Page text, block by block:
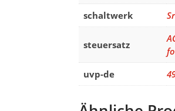
schaltwerk
steuersatz
uvp-de